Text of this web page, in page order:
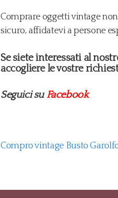
Comprare oggetti vintage
sicuro, affidatevi a persone
Se siete interessati al
accogliere le vostre
Seguici suFacebook
Compro vintage Busto